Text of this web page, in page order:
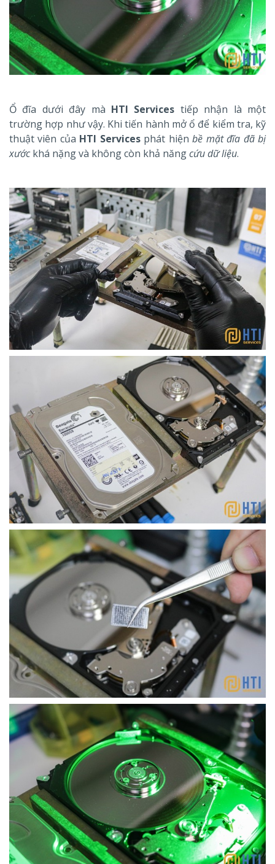
Ổ đĩa dưới đây mà HTI Services tiếp nhận là một
trường hợp như vậy. Khi tiến hành mở ổ để kiểm tra, kỹ
thuật viên của HTI Servicesphát hiệnbề mặt đĩa đã bị
xướckhá nặng và không còn khả năngcứu dữ liệu.